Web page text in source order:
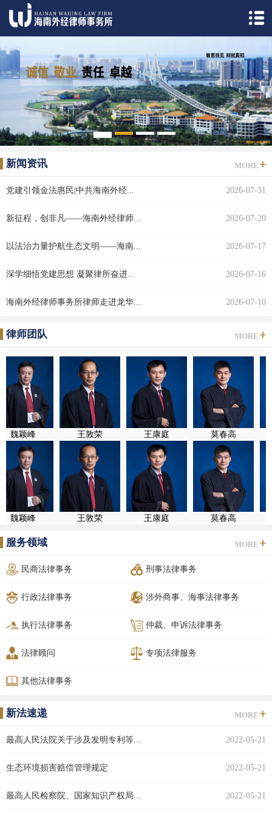
2 3 4
5
新闻资讯 MORE
党建引领金法惠民|中共海南外经... 2026-07-31
新征程，创非凡——海南外经律师... 2026-07-20
以法治力量护航生态文明——海南... 2026-07-17
深学细悟党建思想 凝聚律所奋进... 2026-07-16
海南外经律师事务所律师走进龙华... 2026-07-10
律师团队 MORE
魏颖峰 王敦荣 王康庭 莫春高
魏颖峰 王敦荣 王康庭 莫春高
服务领域 MORE
民商法律事务 刑事法律事务
行政法律事务 涉外商事、海事法律事务
执行法律事务 仲裁、申诉法律事务
法律顾问 专项法律服务
其他法律事务
新法速递 MORE
最高人民法院关于涉及发明专利等... 2022-05-21
生态环境损害赔偿管理规定 2022-05-21
最高人民检察院、国家知识产权局... 2022-05-21